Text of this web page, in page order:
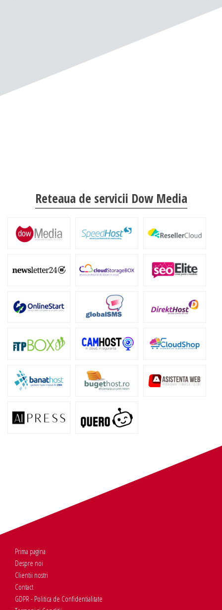
Reteaua de servicii Dow Media
Prima pagina
Despre noi
Clientii nostri
Contact
GDPR - Politica de Confidentialitate